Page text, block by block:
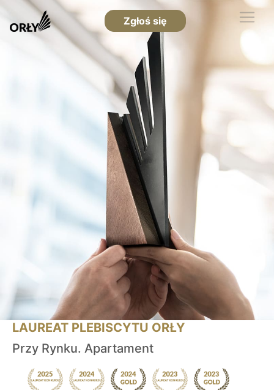
Zgłoś się
LAUREAT PLEBISCYTU ORŁY
Przy Rynku. Apartament